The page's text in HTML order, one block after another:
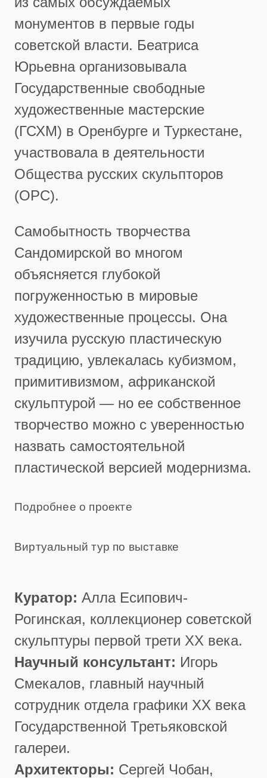
монументов в первые годы
советской власти. Беатриса
Юрьевна организовывала
Государственные свободные
художественные мастерские
(ГСХМ) в Оренбурге и Туркестане,
участвовала в деятельности
Общества русских скульпторов
(ОРС).
Самобытность творчества
Сандомирской во многом
объясняется глубокой
погруженностью в мировые
художественные процессы. Она
изучила русскую пластическую
традицию, увлекалась кубизмом,
примитивизмом, африканской
скульптурой — но ее собственное
творчество можно с уверенностью
назвать самостоятельной
пластической версией модернизма.
Подробнее о проекте
Виртуальный тур по выставке
Куратор: Алла Есипович-
Рогинская, коллекционер советской
скульптуры первой трети XX века.
Научный консультант: Игорь
Смекалов, главный научный
сотрудник отдела графики XX века
Государственной Третьяковской
галереи.
Архитекторы: Сергей Чобан,